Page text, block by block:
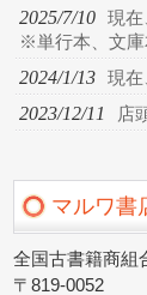
2025/7/10
現在
※単行本、文庫
2024/1/13 現在
2023/12/11 店
マルワ書
全国古書籍商組
〒819-0052